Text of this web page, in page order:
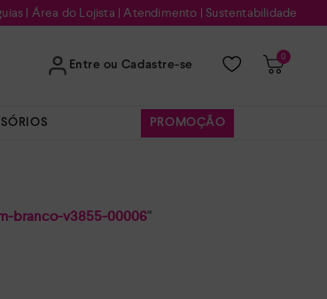
| Área do Lojista |Atendimento | Sustentabilidade
Entre ou Cadastre-se
0
PROMOÇÃO
branco-v3855-00006"